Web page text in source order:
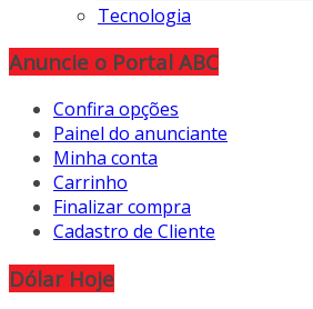
Tecnologia
Anuncie o Portal ABC
Confira opções
Painel do anunciante
Minha conta
Carrinho
Finalizar compra
Cadastro de Cliente
Dólar Hoje